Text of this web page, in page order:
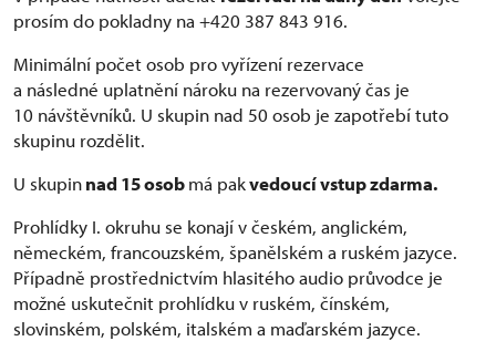
prosím do pokladny na +420 387 843 916.
Minimální počet osob pro vyřízení rezervace
a následné uplatnění nároku na rezervovaný čas je
10 návštěvníků. U skupin nad 50 osob je zapotřebí tuto
skupinu rozdělit.
U skupinnad 15 osobmá pakvedoucí vstup zdarma.
Prohlídky I. okruhu se konají v českém, anglickém,
německém, francouzském, španělském a ruském jazyce.
Případně prostřednictvím hlasitého audio průvodce je
možné uskutečnit prohlídku v ruském, čínském,
slovinském, polském, italském a maďarském jazyce.